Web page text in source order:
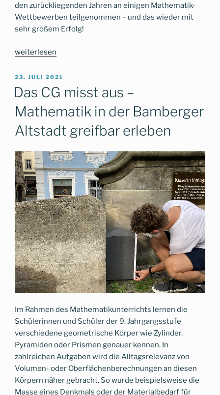
den zurückliegenden Jahren an einigen Mathematik-
Wettbewerben teilgenommen – und das wieder mit
sehr großem Erfolg!
„(Mathematik-
x
2
=
Doppelerfolg“
weiterlesen
VERÖFFENTLICHT
AM
23. JULI 2021
Das CG misst aus –
Mathematik in der Bamberger
Altstadt greifbar erleben
Im Rahmen des Mathematikunterrichts lernen die
Schülerinnen und Schüler der 9. Jahrgangsstufe
verschiedene geometrische Körper wie Zylinder,
Pyramiden oder Prismen genauer kennen. In
zahlreichen Aufgaben wird die Alltagsrelevanz von
Volumen- oder Oberflächenberechnungen an diesen
Körpern näher gebracht. So wurde beispielsweise die
Masse eines Denkmals oder der Materialbedarf für